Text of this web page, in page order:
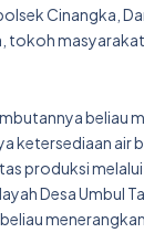
Cinangka,
tokoh
beliau
ketersediaan air
produksi
Desa Umbul